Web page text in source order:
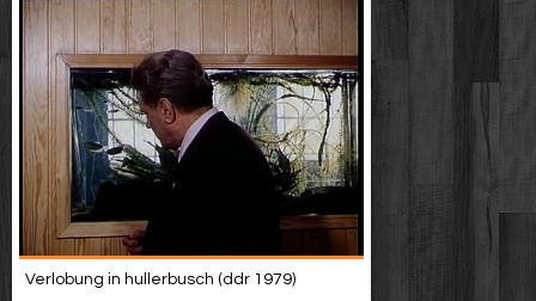
Verlobung in hullerbusch (ddr 1979)